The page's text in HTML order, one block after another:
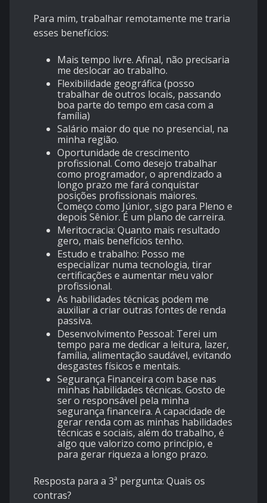
Para mim, trabalhar remotamente me traria
esses benefícios:
Mais tempo livre. Afinal, não precisaria
me deslocar ao trabalho.
Flexibilidade geográfica (posso
trabalhar de outros locais, passando
boa parte do tempo em casa com a
família)
Salário maior do que no presencial, na
minha região.
Oportunidade de crescimento
profissional. Como desejo trabalhar
como programador, o aprendizado a
longo prazo me fará conquistar
posições profissionais maiores.
Começo como Júnior, sigo para Pleno e
depois Sênior. É um plano de carreira.
Meritocracia: Quanto mais resultado
gero, mais benefícios tenho.
Estudo e trabalho: Posso me
especializar numa tecnologia, tirar
certificações e aumentar meu valor
profissional.
As habilidades técnicas podem me
auxiliar a criar outras fontes de renda
passiva.
Desenvolvimento Pessoal: Terei um
tempo para me dedicar a leitura, lazer,
família, alimentação saudável, evitando
desgastes físicos e mentais.
Segurança Financeira com base nas
minhas habilidades técnicas. Gosto de
ser o responsável pela minha
segurança financeira. A capacidade de
gerar renda com as minhas habilidades
técnicas e sociais, além do trabalho, é
algo que valorizo como princípio, e
para gerar riqueza a longo prazo.
Resposta para a 3ª pergunta: Quais os
contras?